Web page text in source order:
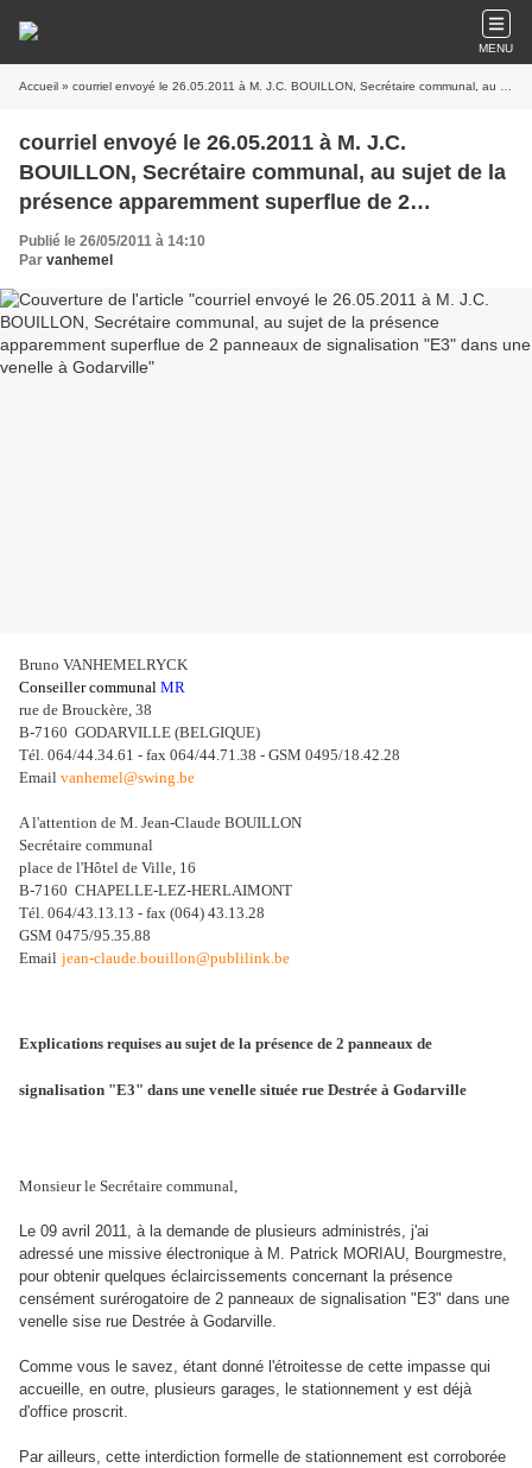
MENU
Accueil » courriel envoyé le 26.05.2011 à M. J.C. BOUILLON, Secrétaire communal, au sujet de la présence apparemment superflue de 2 panneaux de signalisation "E3" dans une venelle à Godarville
courriel envoyé le 26.05.2011 à M. J.C.
BOUILLON, Secrétaire communal, au sujet de la
présence apparemment superflue de 2
panneaux de signalisation "E3" dans une
venelle à Godarville
Publié le 26/05/2011 à 14:10
Par vanhemel
Bruno VANHEMELRYCK
Conseiller communal MR
rue de Brouckère, 38
B-7160 GODARVILLE (BELGIQUE)
Tél. 064/44.34.61 - fax 064/44.71.38 - GSM 0495/18.42.28
Email vanhemel@swing.be
A l'attention de M. Jean-Claude BOUILLON
Secrétaire communal
place de l'Hôtel de Ville, 16
B-7160 CHAPELLE-LEZ-HERLAIMONT
Tél. 064/43.13.13 - fax (064) 43.13.28
GSM 0475/95.35.88
Email jean-claude.bouillon@publilink.be
Explications requises au sujet de la présence de 2 panneaux de
signalisation "E3" dans une venelle située rue Destrée à Godarville
Monsieur le Secrétaire communal,
Le 09 avril 2011, à la demande de plusieurs administrés, j'ai
adressé une missive électronique à M. Patrick MORIAU, Bourgmestre,
pour obtenir quelques éclaircissements concernant la présence
censément surérogatoire de 2 panneaux de signalisation "E3" dans une
venelle sise rue Destrée à Godarville.
Comme vous le savez, étant donné l'étroitesse de cette impasse qui
accueille, en outre, plusieurs garages, le stationnement y est déjà
d'office proscrit.
Par ailleurs, cette interdiction formelle de stationnement est corroborée